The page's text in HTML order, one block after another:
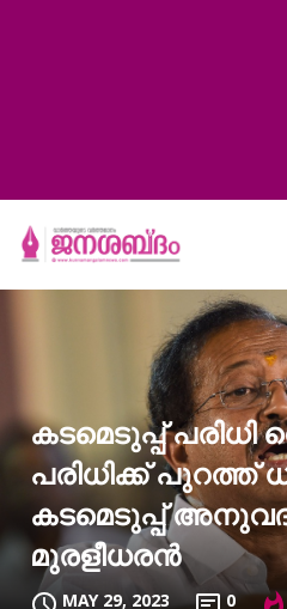
കടമെടുപ്പ് പരിധി
പരിധിക്ക് പുറത്ത്
കടമെടുപ്പ്
മുരളീധരൻ
MAY 29, 2023 0